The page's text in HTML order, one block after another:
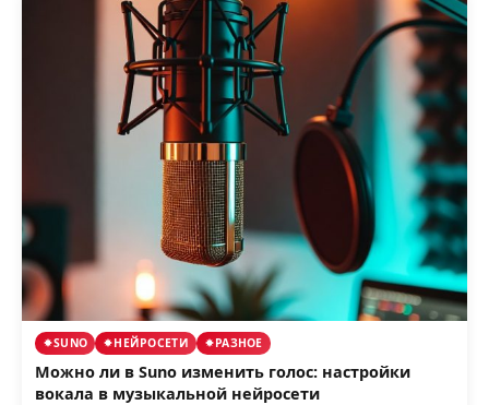
SUNO НЕЙРОСЕТИ РАЗНОЕ
Можно ли в Suno изменить голос: настройки
вокала в музыкальной нейросети